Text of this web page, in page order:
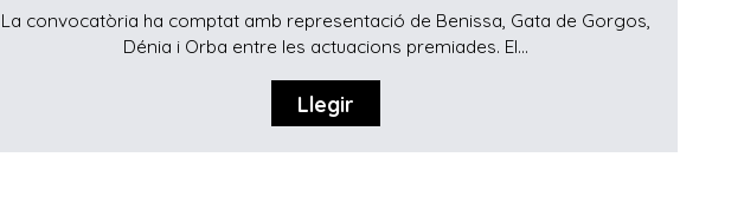
La convocatòria ha comptat amb representació de Benissa, Gata de Gorgos,
Dénia i Orba entre les actuacions premiades. El...
Llegir